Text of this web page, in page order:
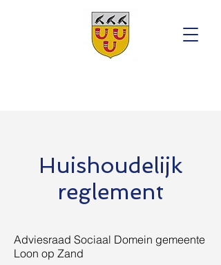
Huishoudelijk
reglement
Adviesraad Sociaal Domein gemeente
Loon op Zand